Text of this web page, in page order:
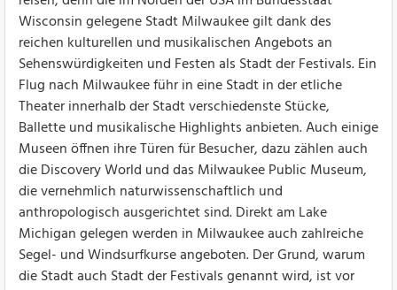
Wisconsin gelegene Stadt Milwaukee gilt dank des
reichen kulturellen und musikalischen Angebots an
Sehenswürdigkeiten und Festen als Stadt der Festivals. Ein
Flug nach Milwaukee führ in eine Stadt in der etliche
Theater innerhalb der Stadt verschiedenste Stücke,
Ballette und musikalische Highlights anbieten. Auch einige
Museen öffnen ihre Türen für Besucher, dazu zählen auch
die Discovery World und das Milwaukee Public Museum,
die vernehmlich naturwissenschaftlich und
anthropologisch ausgerichtet sind. Direkt am Lake
Michigan gelegen werden in Milwaukee auch zahlreiche
Segel- und Windsurfkurse angeboten. Der Grund, warum
die Stadt auch Stadt der Festivals genannt wird, ist vor